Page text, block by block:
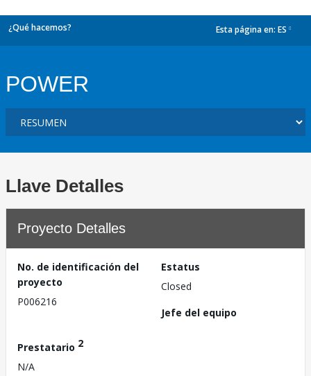
¿Qué hacemos? Esta página en: ES
POWER
Llave Detalles
Proyecto Detalles
No. de identificación del
proyecto
P006216
Estatus
Closed
Jefe del equipo
Prestatario 2
N/A